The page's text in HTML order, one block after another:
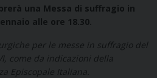
una Messa di suffragio in
alle ore 18.30.
per le messe in suffragio del
come da indicazioni della
Episcopale Italiana.